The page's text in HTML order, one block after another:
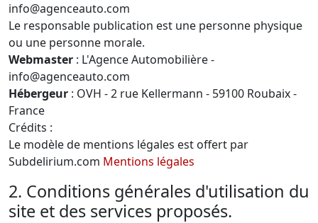
info@agenceauto.com
Le responsable publication est une personne physique
ou une personne morale.
Webmaster : L'Agence Automobilière -
info@agenceauto.com
Hébergeur : OVH - 2 rue Kellermann - 59100 Roubaix -
France
Crédits :
Le modèle de mentions légales est offert par
Subdelirium.com Mentions légales
2. Conditions générales d'utilisation du
site et des services proposés.